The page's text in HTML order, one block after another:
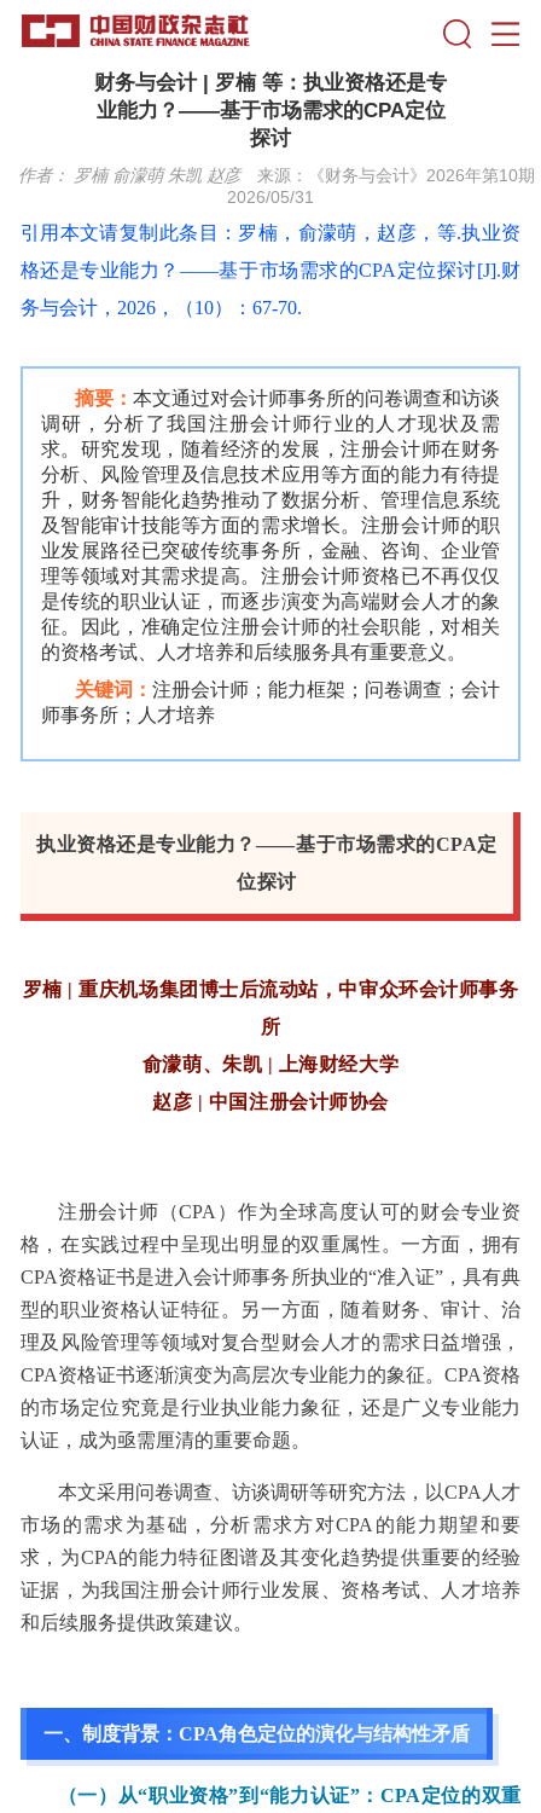
财务与会计 | 罗楠 等：执业资格还是专
业能力？——基于市场需求的CPA定位
探讨
作者： 罗楠 俞濛萌 朱凯 赵彦
来源：《财务与会计》2026年第10期
2026/05/31
引用本文请复制 此条目：罗楠，俞濛萌，赵彦，等.执业资
格还是专业能力？——基于市场需求的CPA定位探讨[J].财
务与会计，2026，（10）：67-70.
摘要： 本文通过对会计师事务所的问卷调查和访谈
调研，分析了我国注册会计师行业的人才现状及需
求。研究发现，随着经济的发展，注册会计师在财务
分析、风险管理及信息技术应用等方面的能力有待提
升，财务智能化趋势推动了数据分析、管理信息系统
及智能审计技能等方面的需求增长。注册会计师的职
业发展路径已突破传统事务所，金融、咨询、企业管
理等领域对其需求提高。注册会计师资格已不再仅仅
是传统的职业认证，而逐步演变为高端财会人才的象
征。因此，准确定位注册会计师的社会职能，对相关
的资格考试、人才培养和后续服务具有重要意义。
关键词： 注册会计师；能力框架；问卷调查；会计
师事务所；人才培养
执业资格还是专业能力？——基于市场需求的CPA定
位探讨
罗楠 | 重庆机场集团博士后流动站，中审众环会计师事务
所
俞濛萌、朱凯 | 上海财经大学
赵彦 | 中国注册会计师协会
注册会计师（CPA）作为全球高度认可的财会专业资
格，在实践过程中呈现出明显的双重属性。一方面，拥有
CPA资格证书是进入会计师事务所执业的“准入证”，具有典
型的职业资格认证特征。另一方面，随着财务、审计、治
理及风险管理等领域对复合型财会人才的需求日益增强，
CPA资格证书逐渐演变为高层次专业能力的象征。CPA资格
的市场定位究竟是行业执业能力象征，还是广义专业能力
认证，成为亟需厘清的重要命题。
本文采用问卷调查、访谈调研等研究方法，以CPA人才
市场的需求为基础，分析需求方对CPA的能力期望和要
求，为CPA的能力特征图谱及其变化趋势提供重要的经验
证据，为我国注册会计师行业发展、资格考试、人才培养
和后续服务提供政策建议。
一、制度背景：CPA角色定位的演化与结构性矛盾
（一）从“职业资格”到“能力认证”：CPA定位的双重